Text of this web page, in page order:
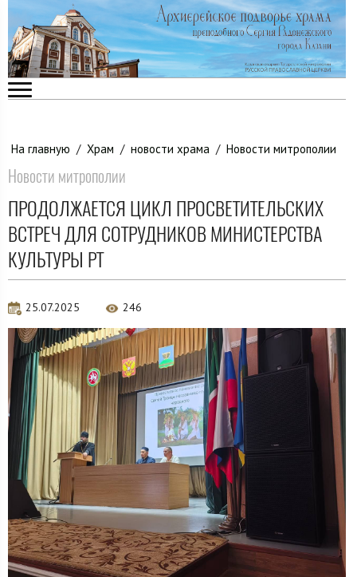
На главную / Храм / новости храма / Новости митрополии
Новости митрополии
ПРОДОЛЖАЕТСЯ ЦИКЛ ПРОСВЕТИТЕЛЬСКИХ
ВСТРЕЧ ДЛЯ СОТРУДНИКОВ МИНИСТЕРСТВА
КУЛЬТУРЫ РТ
25.07.2025 246